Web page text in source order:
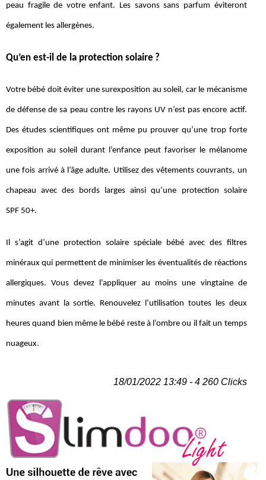
peau fragile de votre enfant. Les savons sans parfum éviteront
également les allergènes.
Qu’en est-il de la protection solaire ?
Votre bébé doit éviter une surexposition au soleil, car le mécanisme
de défense de sa peau contre les rayons UV n’est pas encore actif.
Des études scientifiques ont même pu prouver qu’une trop forte
exposition au soleil durant l’enfance peut favoriser le mélanome
une fois arrivé à l’âge adulte. Utilisez des vêtements couvrants, un
chapeau avec des bords larges ainsi qu’une protection solaire
SPF 50+.
Il s’agit d’une protection solaire spéciale bébé avec des filtres
minéraux qui permettent de minimiser les éventualités de réactions
allergiques. Vous devez l’appliquer au moins une vingtaine de
minutes avant la sortie. Renouvelez l’utilisation toutes les deux
heures quand bien même le bébé reste à l’ombre ou il fait un temps
nuageux.
18/01/2022 13:49 - 4 260 Clicks